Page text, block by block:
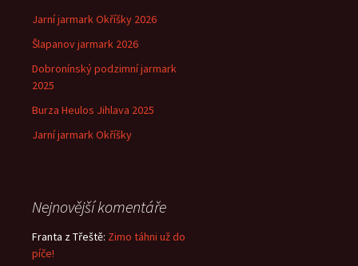
Jarní jarmark Okříšky 2026
Šlapanov jarmark 2026
Dobronínský podzimní jarmark
2025
Burza Heulos Jihlava 2025
Jarní jarmark Okříšky
Nejnovější komentáře
Franta z Třeště: Zimo táhni už do
píče!